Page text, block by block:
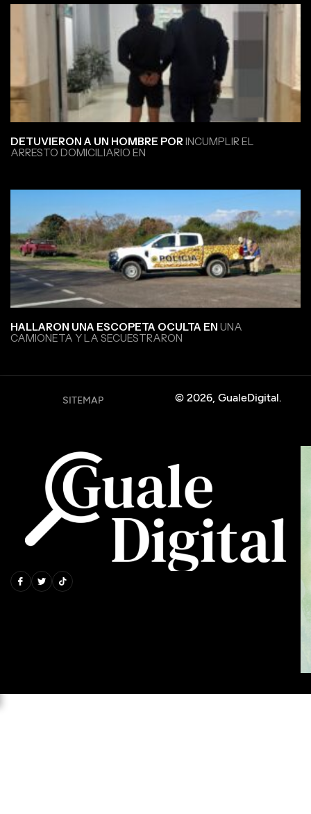
DETUVIERON A UN HOMBRE PORINCUMPLIR EL
ARRESTO DOMICILIARIO EN
HALLARON UNA ESCOPETA OCULTA EN UNA
CAMIONETA Y LA SECUESTRARON
© 2026, GualeDigital.
SITEMAP